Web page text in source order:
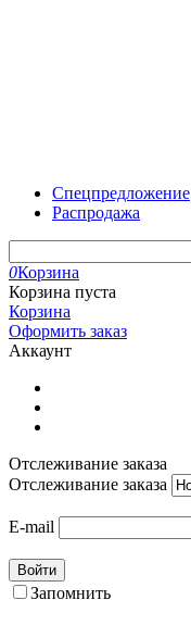
Спецпредложение
Распродажа
0Корзина
Корзина пуста
Корзина
Оформить заказ
Аккаунт
Отслеживание заказа
Отслеживание заказа
E-mail
Войти
Запомнить